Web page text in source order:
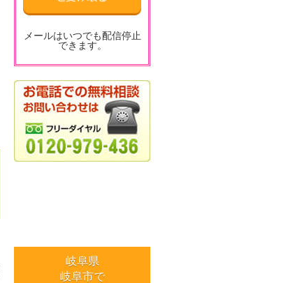
メールはいつでも配信停止
できます。
岐阜県
岐阜市で